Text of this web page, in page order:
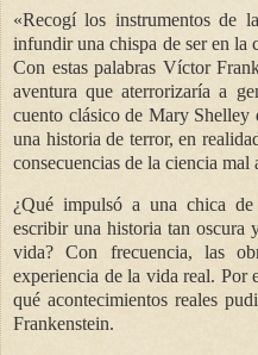
«Recogí los instrumentos de
infundir una chispa de ser en la
Con estas palabras Víctor
aventura que aterrorizaría a
cuento clásico de Mary Shelley
una historia de terror, en
consecuencias de la ciencia mal
¿Qué impulsó a una chica
escribir una historia tan oscura
vida? Con frecuencia, las
experiencia de la vida real. Por
qué acontecimientos reales
Frankenstein.